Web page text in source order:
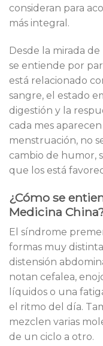
consideran para
más integral.
Desde la mirada
se entiende por
está relacionado
sangre, el estado
digestión y la
cada mes
menstruación, no
cambio de humor,
que los está
¿Cómo se
Medicina
El síndrome
formas muy
distensión
notan cefalea,
líquidos o una
el ritmo del día.
mezclen varias
de un ciclo a otro.